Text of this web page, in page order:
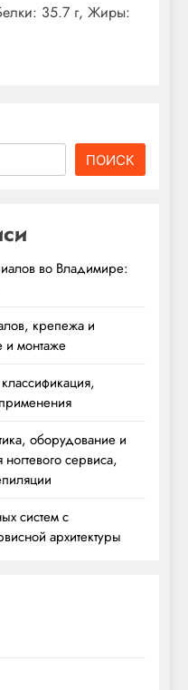
35.7 г, Жиры:
ПОИСК
во Владимире:
крепежа и
и монтаже
оборудование и
сервиса,
систем с
архитектуры